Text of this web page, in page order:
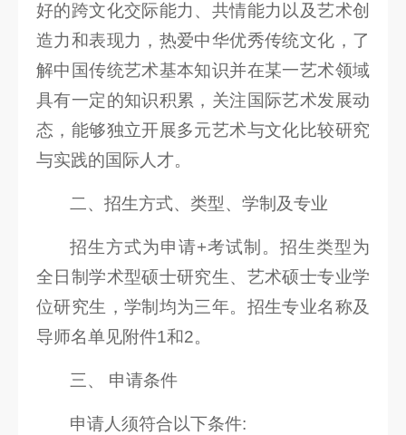
好的跨文化交际能力、共情能力以及艺术创
造力和表现力，热爱中华优秀传统文化，了
解中国传统艺术基本知识并在某一艺术领域
具有一定的知识积累，关注国际艺术发展动
态，能够独立开展多元艺术与文化比较研究
与实践的国际人才。
二、招生方式、类型、学制及专业
招生方式为申请+考试制。招生类型为
全日制学术型硕士研究生、艺术硕士专业学
位研究生，学制均为三年。招生专业名称及
导师名单见附件1和2。
三、 申请条件
申请人须符合以下条件: